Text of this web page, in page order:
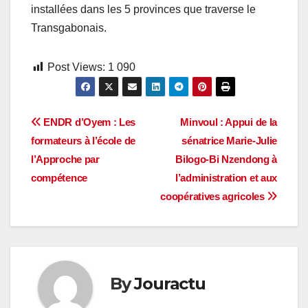
installées dans les 5 provinces que traverse le
Transgabonais.
Post Views: 1 090
Navigation
de
l’article
Minvoul : Appui de la
sénatrice Marie-Julie
Bilogo-Bi Nzendong à
l’administration et aux
coopératives agricoles
ENDR d’Oyem : Les
formateurs à l’école de
l’Approche par
compétence
ByJouractu